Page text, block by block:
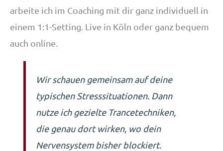
arbeite ich im Coaching mit dir ganz individuell in
einem 1:1-Setting. Live in Köln oder ganz bequem
auch online.
Wir schauen gemeinsam auf deine
typischen Stresssituationen. Dann
nutze ich gezielte Trancetechniken,
die genau dort wirken, wo dein
Nervensystem bisher blockiert.